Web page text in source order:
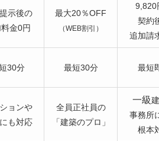
示後の
金0円
最大20％OFF
（WEB割引）
9,820
契約
追加請
30分 最短30分 最短
ョンや
も対応
全員正社員の
「建築のプロ」
一級
事務所
根本